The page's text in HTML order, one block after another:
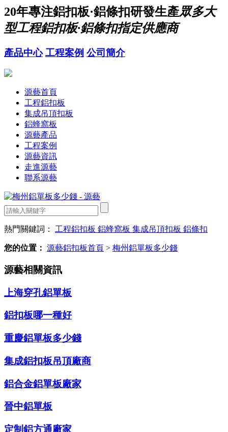
20年專注鋁扣板·鋁條扣研發生產眾多大
型工程鋁扣板·鋁條扣指定供應商
產品中心 工程案例 公司簡介
源藝首頁
工程鋁扣板
集成吊頂扣板
鋁蜂窩板
源藝產品
工程案例
源藝資訊
走進源藝
聯系源藝
熱門關鍵詞： 工程鋁扣板 鋁蜂窩板 集成吊頂扣板 鋁條扣
您的位置： 源藝鋁扣板首頁 > 梅州鋁單板多少錢
源藝相關資訊
上海穿孔鋁單板
鋁扣板哪一種好
重慶鋁單板多少錢
集成鋁扣板吊頂廠商
鋁合金鋁單板廠家
晉中鋁單板
定制鋁方通廠家